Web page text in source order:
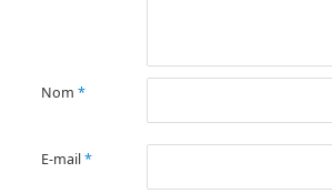
Nom *
E-mail*